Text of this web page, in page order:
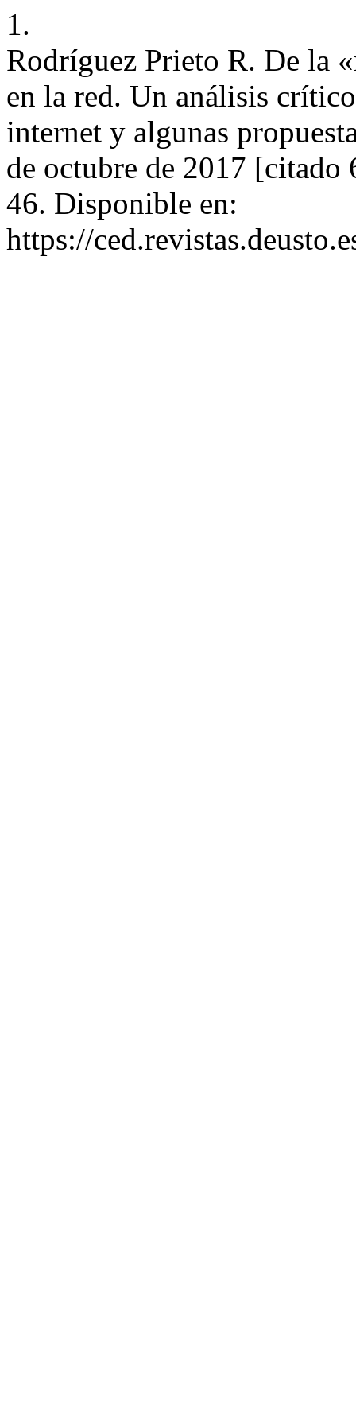
1.
Rodríguez Prieto R. De la
en la red. Un análisis
internet y algunas
de octubre de 2017
46. Disponible en:
https://